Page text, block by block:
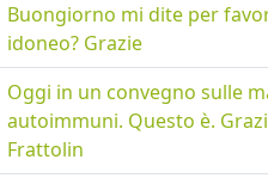
Buongiorno mi dite per
idoneo? Grazie
Oggi in un convegno sulle
autoimmuni. Questo è.
Frattolin